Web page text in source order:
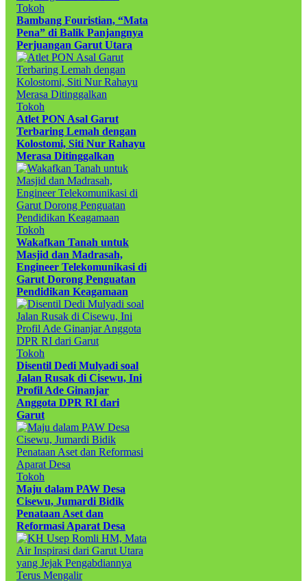
Tokoh
Bambang Fouristian, “Mata
Pena” di Balik Panjangnya
Perjuangan Garut Utara
Tokoh
Atlet PON Asal Garut
Terbaring Lemah dengan
Kolostomi, Siti Nur Rahayu
Merasa Ditinggalkan
Tokoh
Wakafkan Tanah untuk
Masjid dan Madrasah,
Engineer Telekomunikasi di
Garut Dorong Penguatan
Pendidikan Keagamaan
Tokoh
Disentil Dedi Mulyadi soal
Jalan Rusak di Cisewu, Ini
Profil Ade Ginanjar
Anggota DPR RI dari
Garut
Tokoh
Maju dalam PAW Desa
Cisewu, Jumardi Bidik
Penataan Aset dan
Reformasi Aparat Desa